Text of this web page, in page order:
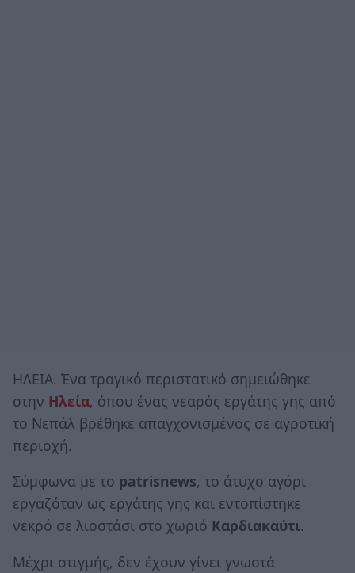
ΗΛΕΙΑ. Ένα τραγικό περιστατικό σημειώθηκε
στην Ηλεία, όπου ένας νεαρός εργάτης γης από
το Νεπάλ βρέθηκε απαγχονισμένος σε αγροτική
περιοχή.
Σύμφωνα με το patrisnews, το άτυχο αγόρι
εργαζόταν ως εργάτης γης και εντοπίστηκε
νεκρό σε λιοστάσι στο χωριό Καρδιακαύτι.
Μέχρι στιγμής, δεν έχουν γίνει γνωστά